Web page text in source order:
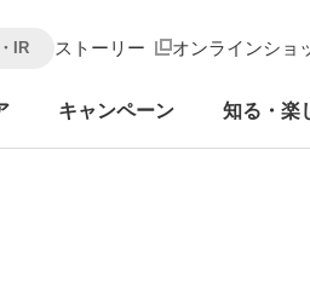
IR ストーリー オンラインショ
キャンペーン 知る・楽